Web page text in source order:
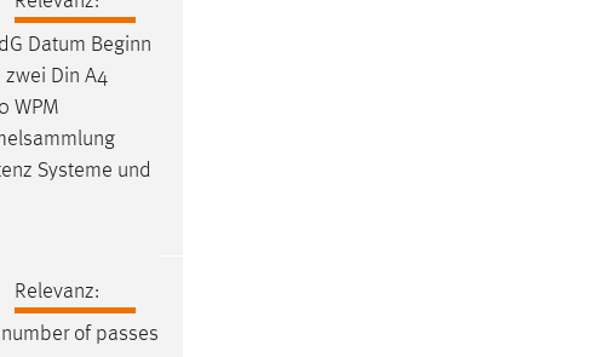
Datum Beginn
zwei Din A4
WPM
Systeme und
Relevanz:
of passes